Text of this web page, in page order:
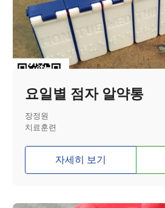
요일별 점자 알약통
장정원
치료훈련
자세히 보기